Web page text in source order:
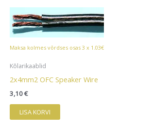
Maksa kolmes võrdses osas 3 x 1.03€
Kõlarikaablid
2x4mm2 OFC Speaker Wire
3,10€
LISA KORVI